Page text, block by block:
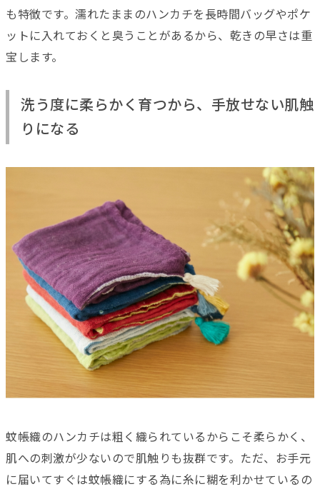
も特徴です。濡れたままのハンカチを長時間バッグやポケ
ットに入れておくと臭うことがあるから、乾きの早さは重
宝します。
洗う度に柔らかく育つから、手放せない肌触
りになる
蚊帳織のハンカチは粗く織られているからこそ柔らかく、
肌への刺激が少ないので肌触りも抜群です。ただ、お手元
に届いてすぐは蚊帳織にする為に糸に糊を利かせているの